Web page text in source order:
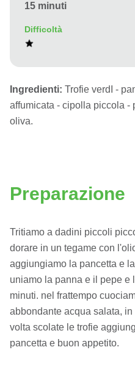
15 minuti
Difficoltà
Ingredienti: Trofie verdI -
affumicata - cipolla piccola -
oliva.
Preparazione
Tritiamo a dadini piccoli
dorare in un tegame con
aggiungiamo la pancetta e
uniamo la panna e il pepe e
minuti. nel frattempo
abbondante acqua salata,
volta scolate le trofie
pancetta e buon appetito.